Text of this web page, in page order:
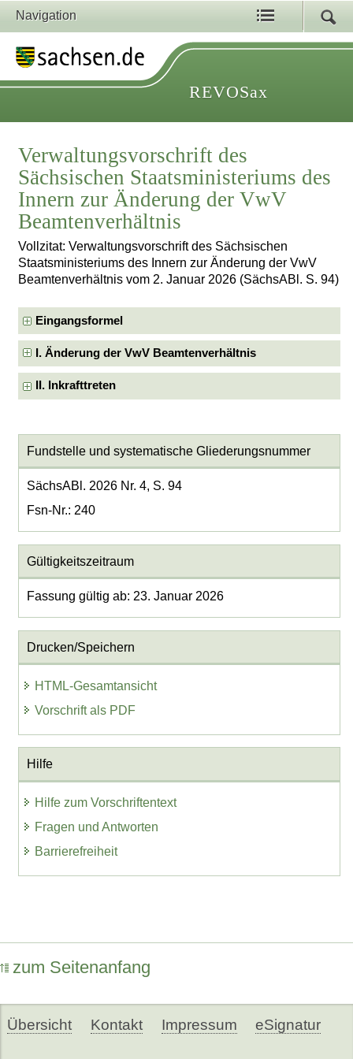
Navigation
REVOSax
Verwaltungsvorschrift des
Sächsischen Staatsministeriums des
Innern zur Änderung der VwV
Beamtenverhältnis
Vollzitat: Verwaltungsvorschrift des Sächsischen
Staatsministeriums des Innern zur Änderung der VwV
Beamtenverhältnis vom 2. Januar 2026 (SächsABl. S. 94)
Eingangsformel
I. Änderung der VwV Beamtenverhältnis
II. Inkrafttreten
Fundstelle und systematische Gliederungsnummer
SächsABl. 2026 Nr. 4, S. 94
Fsn-Nr.: 240
Gültigkeitszeitraum
Fassung gültig ab: 23. Januar 2026
Drucken/Speichern
HTML-Gesamtansicht
Vorschrift als PDF
Hilfe
Hilfe zum Vorschriftentext
Fragen und Antworten
Barrierefreiheit
zum Seitenanfang
Übersicht Kontakt Impressum eSignatur